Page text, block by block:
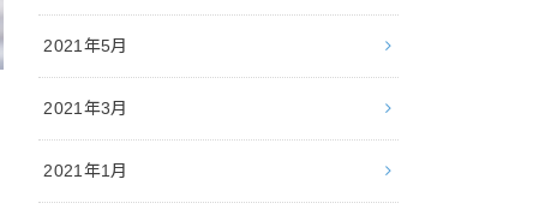
2021年5月
2021年3月
2021年1月